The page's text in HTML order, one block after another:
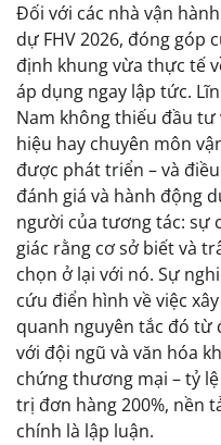
Đối với các nhà vận
dự FHV 2026, đóng góp
định khung vừa thực tế
áp dụng ngay lập tức.
Nam không thiếu đầu
hiệu hay chuyên môn
được phát triển – và
đánh giá và hành động
người của tương tác: sự
giác rằng cơ sở biết và
chọn ở lại với nó. Sự
cứu điển hình về việc
quanh nguyên tắc đó
với đội ngũ và văn hóa
chứng thương mại – tỷ
trị đơn hàng 200%, nền
chính là lập luận.